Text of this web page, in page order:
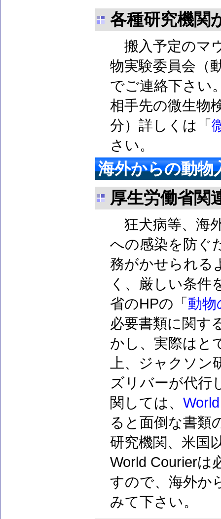
各種研究機関
搬入予定のマ
物実験委員会（
でご連絡下さい
相手先の微生物
分）詳しくは「
さい。
海外からの動物
厚生労働省関
狂犬病等、海
への感染を防ぐ
務がかせられる
く、厳しい条件
省のHPの「動物
必要書類に関す
かし、実際はと
上、ジャクソ
ズリバーが代行
関しては、
ると面倒な書類
研究機関、米国
World Courierは
すので、海外か
みて下さい。